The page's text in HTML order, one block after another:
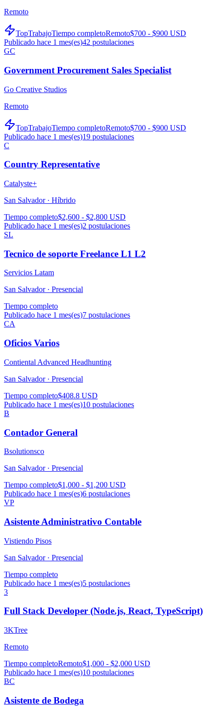
Remoto
TopTrabajoTiempo completoRemoto$700 - $900 USD
Publicado hace 1 mes(es)42 postulaciones
GC
Government Procurement Sales Specialist
Go Creative Studios
Remoto
TopTrabajoTiempo completoRemoto$700 - $900 USD
Publicado hace 1 mes(es)19 postulaciones
C
Country Representative
Catalyste+
San Salvador · Híbrido
Tiempo completo$2,600 - $2,800 USD
Publicado hace 1 mes(es)2 postulaciones
SL
Tecnico de soporte Freelance L1 L2
Servicios Latam
San Salvador · Presencial
Tiempo completo
Publicado hace 1 mes(es)7 postulaciones
CA
Oficios Varios
Contiental Advanced Headhunting
San Salvador · Presencial
Tiempo completo$408.8 USD
Publicado hace 1 mes(es)10 postulaciones
B
Contador General
Bsolutionsco
San Salvador · Presencial
Tiempo completo$1,000 - $1,200 USD
Publicado hace 1 mes(es)6 postulaciones
VP
Asistente Administrativo Contable
Vistiendo Pisos
San Salvador · Presencial
Tiempo completo
Publicado hace 1 mes(es)5 postulaciones
3
Full Stack Developer (Node.js, React, TypeScript)
3KTree
Remoto
Tiempo completoRemoto$1,000 - $2,000 USD
Publicado hace 1 mes(es)10 postulaciones
BC
Asistente de Bodega